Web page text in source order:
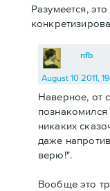
Разумеется,
nfb
August 10 2011,
Наверное, от
никаких
даже
верю!".
Вообще это